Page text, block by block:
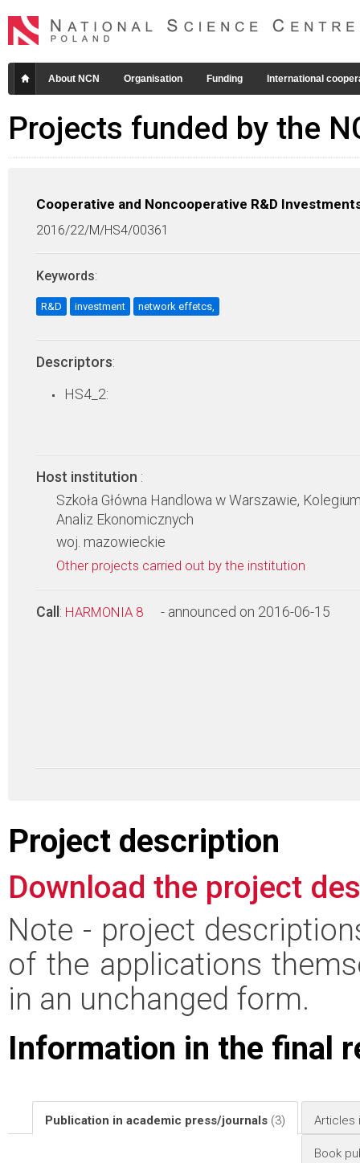
About NCN Organisation Funding International
Projects funded by the
Cooperative and Noncooperative R&D
2016/22/M/HS4/00361
Keywords:
R&D investment network effetcs,
Descriptors:
HS4_2:
Host institution :
Szkoła Główna Handlowa w Warszawie,
Analiz Ekonomicznych
woj. mazowieckie
Other projects carried out by the institution
Call : HARMONIA 8 - announced on 2016-06-15
Project description
Download the project
Note - project
of the applications
in an unchanged form.
Information in the final
Publication in academic press/journals (3) Articles
Book